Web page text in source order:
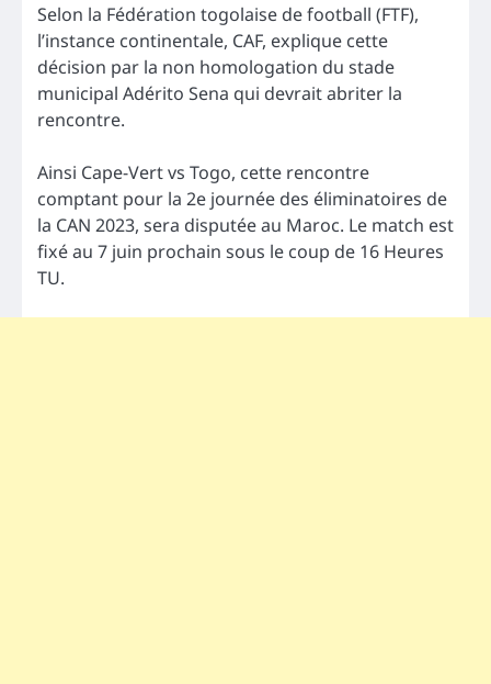
Selon la Fédération togolaise de football (FTF),
l’instance continentale, CAF, explique cette
décision par la non homologation du stade
municipal Adérito Sena qui devrait abriter la
rencontre.
Ainsi Cape-Vert vs Togo, cette rencontre
comptant pour la 2e journée des éliminatoires de
la CAN 2023, sera disputée au Maroc. Le match est
fixé au 7 juin prochain sous le coup de 16 Heures
TU.